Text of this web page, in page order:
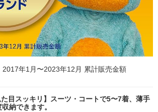
年1月〜2023年12月 累計販売金額
た目スッキリ】スーツ・コートで5〜7着、薄手
納できます。